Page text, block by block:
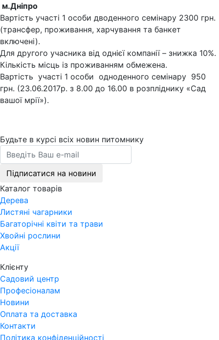
м.Дніпро
Вартість участі 1 особи дводенного семінару 2300 грн.
(трансфер, проживання, харчування та банкет
включені).
Для другого учасника від однієї компанії – знижка 10%.
Кількість місць із проживанням обмежена.
Вартість участі 1 особи одноденного семінару 950
грн. (23.06.2017р. з 8.00 до 16.00 в розпліднику «Сад
вашої мрії»).
Будьте в курсі всіх новин питомнику
Підписатися на новини
Каталог товарів
Дерева
Листяні чагарники
Багаторічні квіти та трави
Хвойні рослини
Акції
Клієнту
Садовий центр
Професіоналам
Новини
Оплата та доставка
Контакти
Політика конфіденційності